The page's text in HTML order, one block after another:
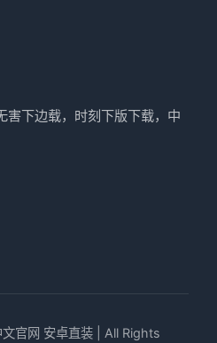
害下边载，时刻下版下载，中
官网 安卓直装 | All Rights